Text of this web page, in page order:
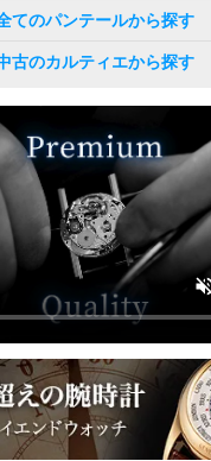
てのパンテールから探す
古のカルティエから探す